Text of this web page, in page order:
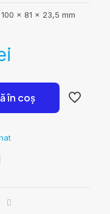
100 x 81 x 23,5 mm
în coș